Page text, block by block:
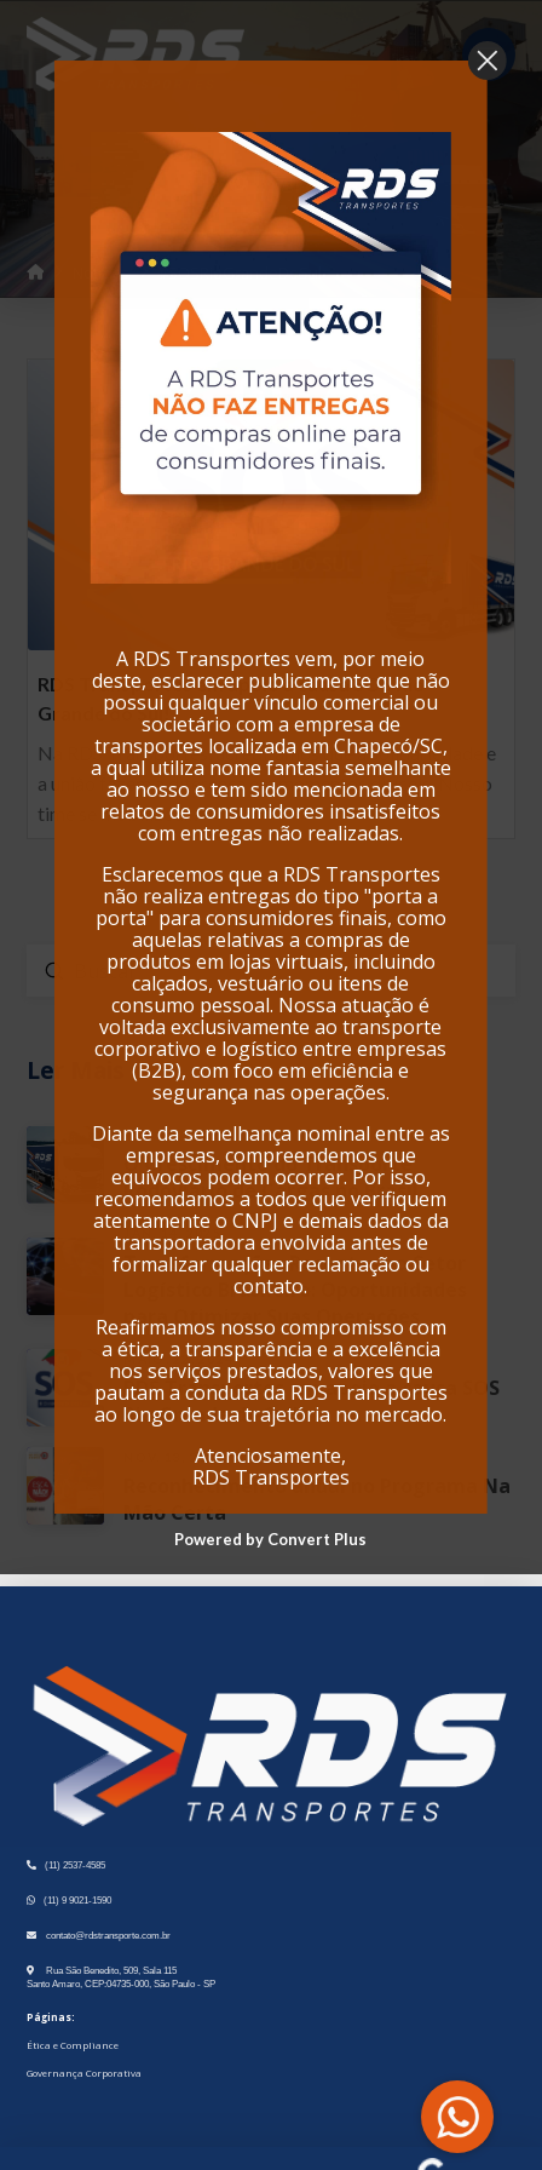
Notícias
Home Notícias #SOSRioGrandeDoSul
RDS Transportes em apoio a causa SOS Rio
Grande do Sul!
Na RDS Transportes, acreditamos que a solidariedade e
a união fazem a diferença em momentos difíceis. Nosso
time se mobilizou…
Buscar
Enviar
Ler Mais
JAN. 29, 2025
O Crescimento do Transporte
Rodoviário de Cargas no Brasil
JAN. 14, 2025
Transformações Recentes no Setor
Logístico Brasileiro: Oportunidades
para Otimizar Suas Operações
MAIO. 22, 2024
RDS Transportes em apoio a causa SOS
Rio Grande do Sul!
NOV. 13, 2024
Reconhecimento anual no Programa Na
Mão Certa
(11) 2537-4585
(11) 9 9021-1590
contato@rdstransporte.com.br
Rua São Benedito, 509, Sala 115
Santo Amaro, CEP:04735-000, São Paulo - SP
Páginas:
Ética e Compliance
Governança Corporativa
A RDS Transportes vem, por meio
deste, esclarecer publicamente que não
possui qualquer vínculo comercial ou
societário com a empresa de
transportes localizada em Chapecó/SC,
a qual utiliza nome fantasia semelhante
ao nosso e tem sido mencionada em
relatos de consumidores insatisfeitos
com entregas não realizadas.
Esclarecemos que a RDS Transportes
não realiza entregas do tipo "porta a
porta" para consumidores finais, como
aquelas relativas a compras de
produtos em lojas virtuais, incluindo
calçados, vestuário ou itens de
consumo pessoal. Nossa atuação é
voltada exclusivamente ao transporte
corporativo e logístico entre empresas
(B2B), com foco em eficiência e
segurança nas operações.
Diante da semelhança nominal entre as
empresas, compreendemos que
equívocos podem ocorrer. Por isso,
recomendamos a todos que verifiquem
atentamente o CNPJ e demais dados da
transportadora envolvida antes de
formalizar qualquer reclamação ou
contato.
Reafirmamos nosso compromisso com
a ética, a transparência e a excelência
nos serviços prestados, valores que
pautam a conduta da RDS Transportes
ao longo de sua trajetória no mercado.
Atenciosamente,
RDS Transportes
Powered by Convert Plus